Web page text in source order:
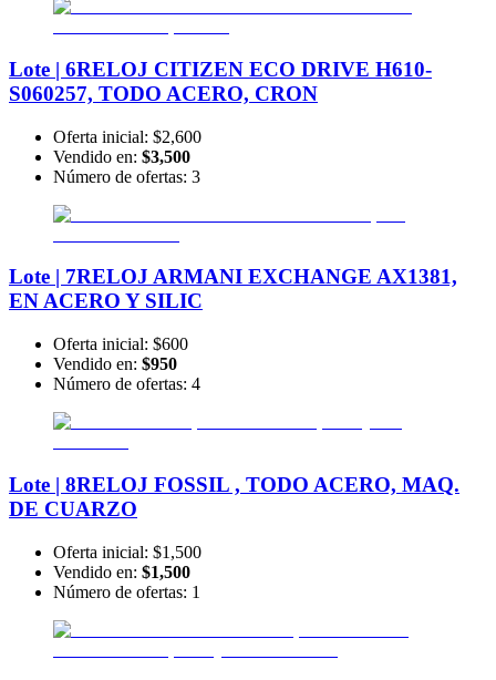
Lote | 6RELOJ CITIZEN ECO DRIVE H610-
S060257, TODO ACERO, CRON
Oferta inicial: $2,600
Vendido en: $3,500
Número de ofertas: 3
Lote | 7RELOJ ARMANI EXCHANGE AX1381,
EN ACERO Y SILIC
Oferta inicial: $600
Vendido en: $950
Número de ofertas: 4
Lote | 8RELOJ FOSSIL , TODO ACERO, MAQ.
DE CUARZO
Oferta inicial: $1,500
Vendido en: $1,500
Número de ofertas: 1